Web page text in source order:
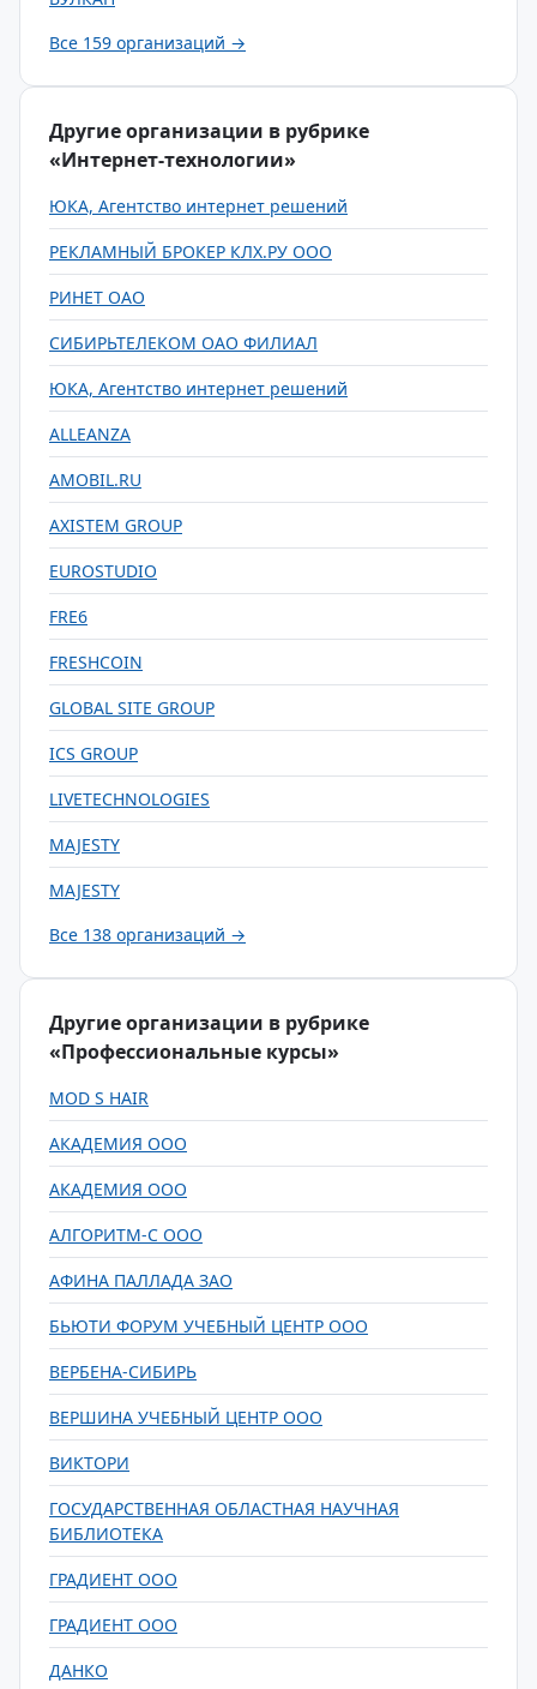
Все 159 организаций →
Другие организации в рубрике
«Интернет-технологии»
ЮКА, Агентство интернет решений
РЕКЛАМНЫЙ БРОКЕР КЛХ.РУ ООО
РИНЕТ ОАО
СИБИРЬТЕЛЕКОМ ОАО ФИЛИАЛ
ЮКА, Агентство интернет решений
ALLEANZA
AMOBIL.RU
AXISTEM GROUP
EUROSTUDIO
FRE6
FRESHCOIN
GLOBAL SITE GROUP
ICS GROUP
LIVETECHNOLOGIES
MAJESTY
MAJESTY
Все 138 организаций →
Другие организации в рубрике
«Профессиональные курсы»
MOD S HAIR
АКАДЕМИЯ ООО
АКАДЕМИЯ ООО
АЛГОРИТМ-С ООО
АФИНА ПАЛЛАДА ЗАО
БЬЮТИ ФОРУМ УЧЕБНЫЙ ЦЕНТР ООО
ВЕРБЕНА-СИБИРЬ
ВЕРШИНА УЧЕБНЫЙ ЦЕНТР ООО
ВИКТОРИ
ГОСУДАРСТВЕННАЯ ОБЛАСТНАЯ НАУЧНАЯ
БИБЛИОТЕКА
ГРАДИЕНТ ООО
ГРАДИЕНТ ООО
ДАНКО